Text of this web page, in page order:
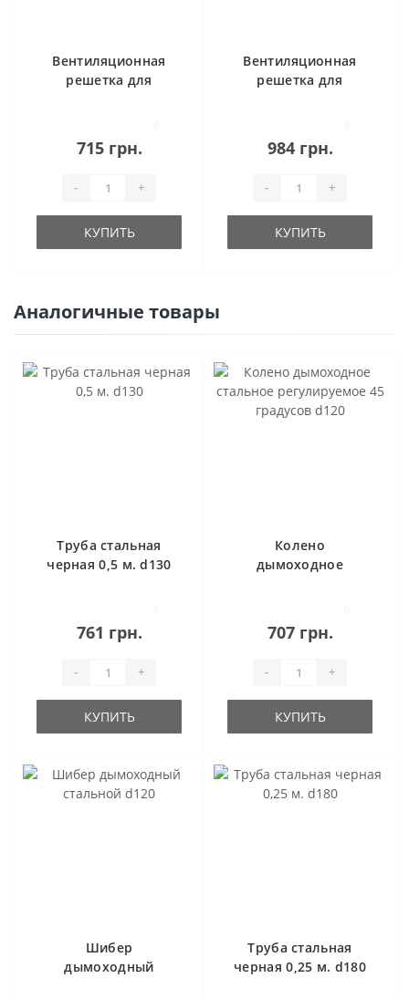
Вентиляционная
решетка для
715 грн.
- +
КУПИТЬ
Вентиляционная
решетка для
984 грн.
- +
КУПИТЬ
Аналогичные товары
Труба стальная
черная 0,5 м. d130
761 грн.
- +
КУПИТЬ
Колено
дымоходное
707 грн.
- +
КУПИТЬ
Шибер
дымоходный
Труба стальная
черная 0,25 м. d180